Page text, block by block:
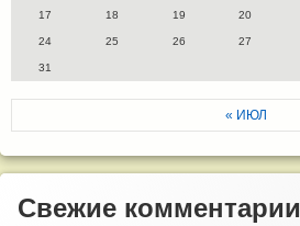
17 18 19 20
24 25 26 27
31
« ИЮЛ
Свежие комментарии